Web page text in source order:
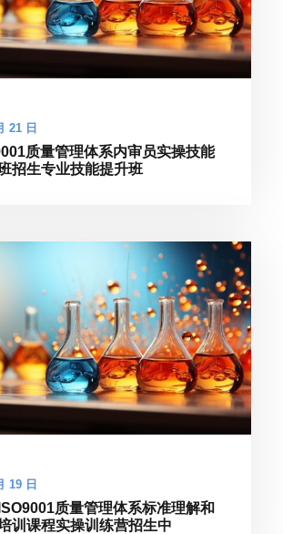
21 日
质量管理体系内审员实操技能
招生专业技能提升班
19 日
质量管理体系标准理解和
训课程实操训练营招生中